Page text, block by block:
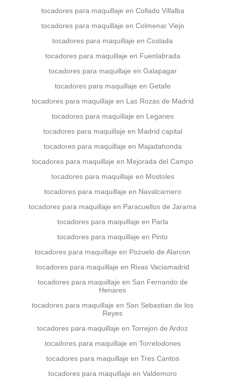
tocadores para maquillaje en Collado Villalba
tocadores para maquillaje en Colmenar Viejo
tocadores para maquillaje en Coslada
tocadores para maquillaje en Fuenlabrada
tocadores para maquillaje en Galapagar
tocadores para maquillaje en Getafe
tocadores para maquillaje en Las Rozas de Madrid
tocadores para maquillaje en Leganes
tocadores para maquillaje en Madrid capital
tocadores para maquillaje en Majadahonda
tocadores para maquillaje en Mejorada del Campo
tocadores para maquillaje en Mostoles
tocadores para maquillaje en Navalcarnero
tocadores para maquillaje en Paracuellos de Jarama
tocadores para maquillaje en Parla
tocadores para maquillaje en Pinto
tocadores para maquillaje en Pozuelo de Alarcon
tocadores para maquillaje en Rivas Vaciamadrid
tocadores para maquillaje en San Fernando de
Henares
tocadores para maquillaje en San Sebastian de los
Reyes
tocadores para maquillaje en Torrejon de Ardoz
tocadores para maquillaje en Torrelodones
tocadores para maquillaje en Tres Cantos
tocadores para maquillaje en Valdemoro